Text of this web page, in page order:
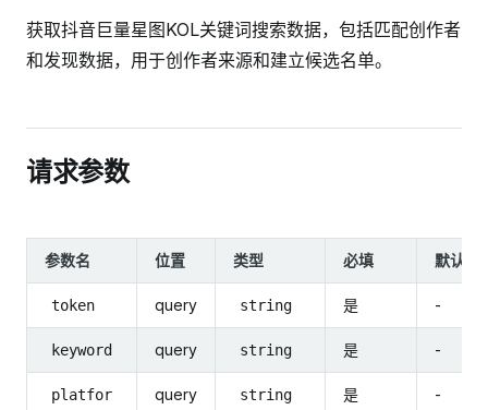
获取抖音巨量星图KOL关键词搜索数据，包括匹配创作者
和发现数据，用于创作者来源和建立候选名单。
请求参数
参数名 位置 类型 必填 默认值
token query string 是 -
keyword query string 是 -
platfor
query string 是 -